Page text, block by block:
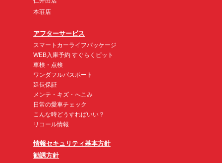
本荘店
アフターサービス
スマートカーライフパッケージ
WEB入庫予約 すぐらくピット
車検・点検
ワンダフルパスポート
延長保証
メンテ・キズ・へこみ
日常の愛車チェック
こんな時どうすればいい？
リコール情報
情報セキュリティ基本方針
勧誘方針